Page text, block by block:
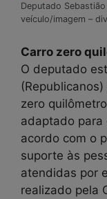
Deputado
veículo/imagem –
Carro zero
O deputado
zero
adaptado para
acordo com o
suporte às
atendidas por
realizado pela